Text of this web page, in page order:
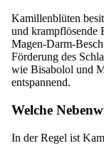
Kamillenblüten
und krampflösende
Magen-Darm-
Förderung des
wie Bisabolol und
entspannend.
Welche
In der Regel ist